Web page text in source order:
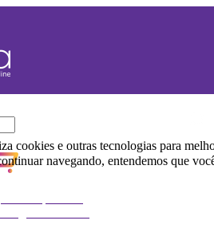
cookies e outras tecnologias para
navegando, entendemos que